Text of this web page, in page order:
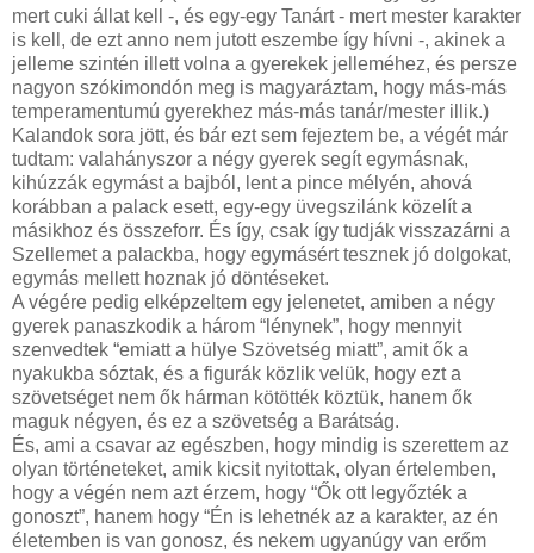
mert cuki állat kell -, és egy-egy Tanárt - mert mester karakter
is kell, de ezt anno nem jutott eszembe így hívni -, akinek a
jelleme szintén illett volna a gyerekek jelleméhez, és persze
nagyon szókimondón meg is magyaráztam, hogy más-más
temperamentumú gyerekhez más-más tanár/mester illik.)
Kalandok sora jött, és bár ezt sem fejeztem be, a végét már
tudtam: valahányszor a négy gyerek segít egymásnak,
kihúzzák egymást a bajból, lent a pince mélyén, ahová
korábban a palack esett, egy-egy üvegszilánk közelít a
másikhoz és összeforr. És így, csak így tudják visszazárni a
Szellemet a palackba, hogy egymásért tesznek jó dolgokat,
egymás mellett hoznak jó döntéseket.
A végére pedig elképzeltem egy jelenetet, amiben a négy
gyerek panaszkodik a három “lénynek”, hogy mennyit
szenvedtek “emiatt a hülye Szövetség miatt”, amit ők a
nyakukba sóztak, és a figurák közlik velük, hogy ezt a
szövetséget nem ők hárman kötötték köztük, hanem ők
maguk négyen, és ez a szövetség a Barátság.
És, ami a csavar az egészben, hogy mindig is szerettem az
olyan történeteket, amik kicsit nyitottak, olyan értelemben,
hogy a végén nem azt érzem, hogy “Ők ott legyőzték a
gonoszt”, hanem hogy “Én is lehetnék az a karakter, az én
életemben is van gonosz, és nekem ugyanúgy van erőm